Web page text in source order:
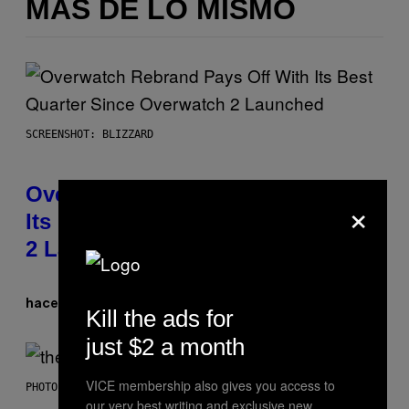
MÁS DE LO MISMO
SCREENSHOT: BLIZZARD
Overwatch Rebrand Pays Off With
Its Best Quarter Since Overwatch
2 Launched
hace 1 hora
PHOTO BY JAMIE MCCARTHY/WIREIMAGE
×
Kill the ads for
just $2 a month
VICE membership also gives you access to
our very best writing and exclusive new